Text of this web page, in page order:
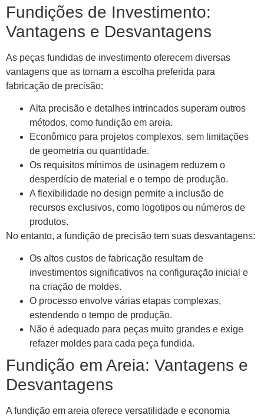
Fundições de Investimento:
Vantagens e Desvantagens
As peças fundidas de investimento oferecem diversas
vantagens que as tornam a escolha preferida para
fabricação de precisão:
Alta precisão e detalhes intrincados superam outros
métodos, como fundição em areia.
Econômico para projetos complexos, sem limitações
de geometria ou quantidade.
Os requisitos mínimos de usinagem reduzem o
desperdício de material e o tempo de produção.
A flexibilidade no design permite a inclusão de
recursos exclusivos, como logotipos ou números de
produtos.
No entanto, a fundição de precisão tem suas desvantagens:
Os altos custos de fabricação resultam de
investimentos significativos na configuração inicial e
na criação de moldes.
O processo envolve várias etapas complexas,
estendendo o tempo de produção.
Não é adequado para peças muito grandes e exige
refazer moldes para cada peça fundida.
Fundição em Areia: Vantagens e
Desvantagens
A fundição em areia oferece versatilidade e economia